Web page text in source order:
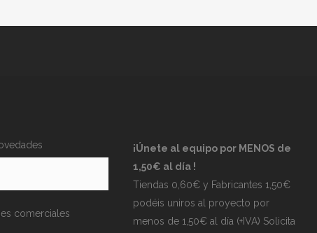
comerciales
¡Únete al equipo por MENOS de
1,50€ al día !
Tiendas 0,60€ y Fabricantes 1,50€
podéis uniros al proyecto por
menos de 1,50€ al día (+IVA) Solicita